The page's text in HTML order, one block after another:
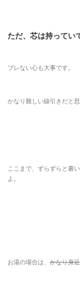
ただ、芯は持ってい
ブレない心も大事です。
かなり難しい線引きだと思
ここまで、ずらずらと書
よ。
お湯の場合は、 かなり身